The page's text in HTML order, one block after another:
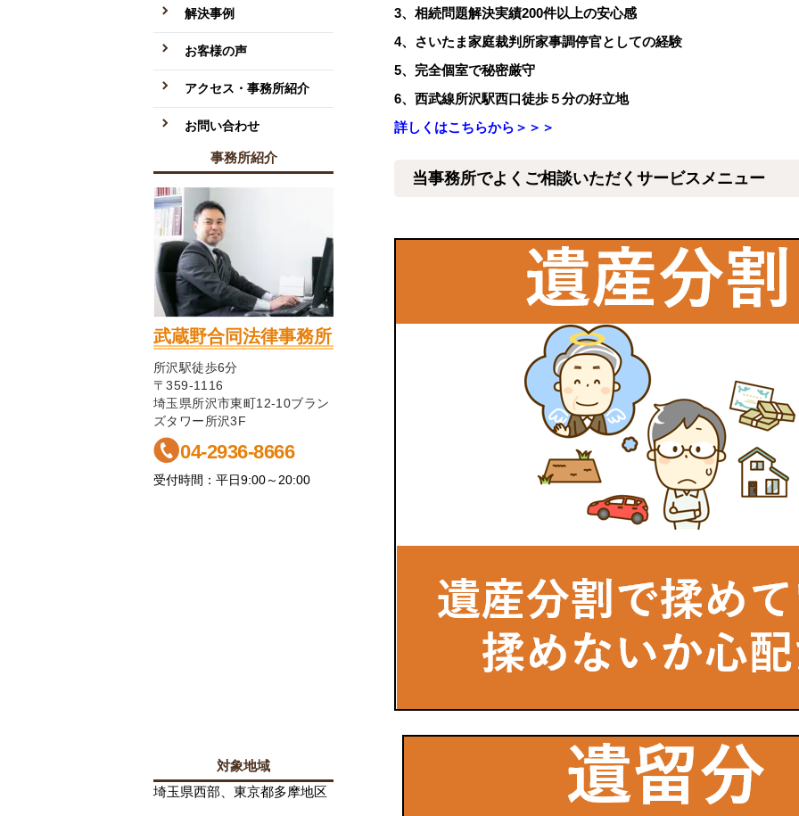
3、相続問題解決実績200件以上の安心感
4、さいたま家庭裁判所家事調停官としての経験
5、完全個室で秘密厳守
6、西武線所沢駅西口徒歩５分の好立地
詳しくはこちらから＞＞＞
当事務所でよくご相談いただくサービスメニュー
解決事例
お客様の声
アクセス・事務所紹介
お問い合わせ
事務所紹介
武蔵野合同法律事務所
所沢駅徒歩6分
〒359-1116
埼玉県所沢市東町12-10ブラン
ズタワー所沢3F
04-2936-8666
受付時間：平日9:00～20:00
対象地域
埼玉県西部、東京都多摩地区